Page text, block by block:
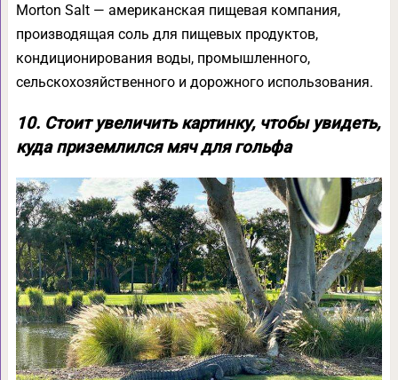
Morton Salt — американская пищевая компания,
производящая соль для пищевых продуктов,
кондиционирования воды, промышленного,
сельскохозяйственного и дорожного использования.
10. Стоит увеличить картинку, чтобы увидеть,
куда приземлился мяч для гольфа